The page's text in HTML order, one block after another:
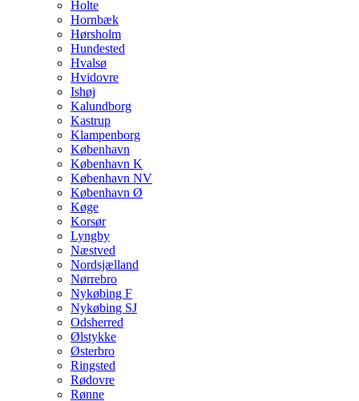
Holte
Hornbæk
Hørsholm
Hundested
Hvalsø
Hvidovre
Ishøj
Kalundborg
Kastrup
Klampenborg
København
København K
København NV
København Ø
Køge
Korsør
Lyngby
Næstved
Nordsjælland
Nørrebro
Nykøbing F
Nykøbing SJ
Odsherred
Ølstykke
Østerbro
Ringsted
Rødovre
Rønne